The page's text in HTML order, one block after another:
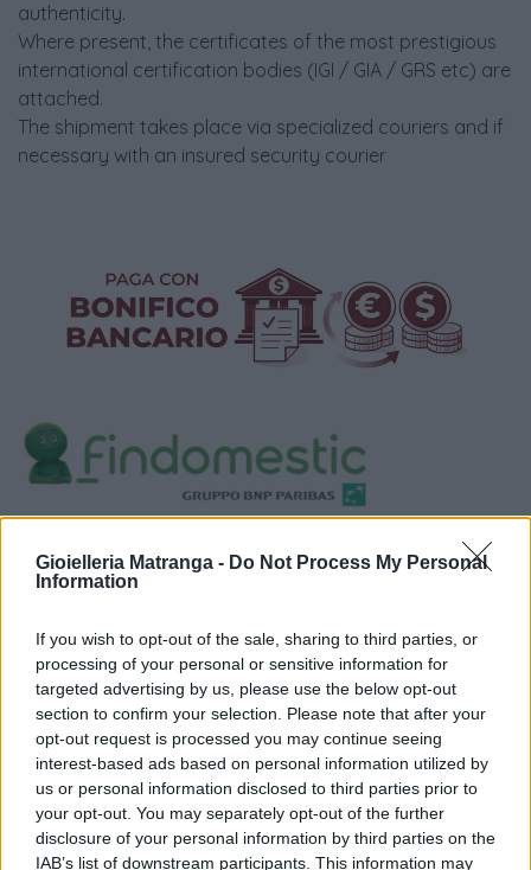
Gioielleria Matranga - Do Not Process My Personal
Information
If you wish to opt-out of the sale, sharing to third parties, or
processing of your personal or sensitive information for
targeted advertising by us, please use the below opt-out
section to confirm your selection. Please note that after your
opt-out request is processed you may continue seeing
interest-based ads based on personal information utilized by
us or personal information disclosed to third parties prior to
your opt-out. You may separately opt-out of the further
disclosure of your personal information by third parties on the
IAB’s list of downstream participants. This information may
authenticity.
Where present, the certificates of the most prestigious
international certification bodies (IGI / GIA / GRS etc) are
attached.
The shipment takes place via specialized couriers and if
necessary with an insured security courier
Politiche dei prezzi online
iRef:93
Google
4.8
Basato su 410 reviews
Powered byLocalImpact